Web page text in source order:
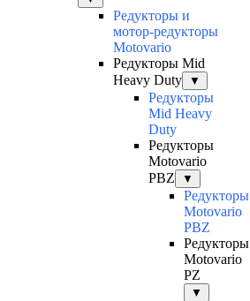
Редукторы и
мотор-редукторы
Motovario
Редукторы Mid
Heavy Duty
▼
Редукторы
Mid Heavy
Duty
Редукторы
Motovario
PBZ
▼
Редукторы
Motovario
PBZ
Редукторы
Motovario
PZ
▼